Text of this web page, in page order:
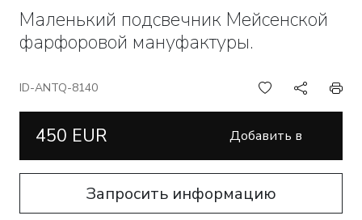
Маленький подсвечник Мейсенской
фарфоровой мануфактуры.
ID-ANTQ-8140
450 EUR Добавить в
корзину
Запросить информацию